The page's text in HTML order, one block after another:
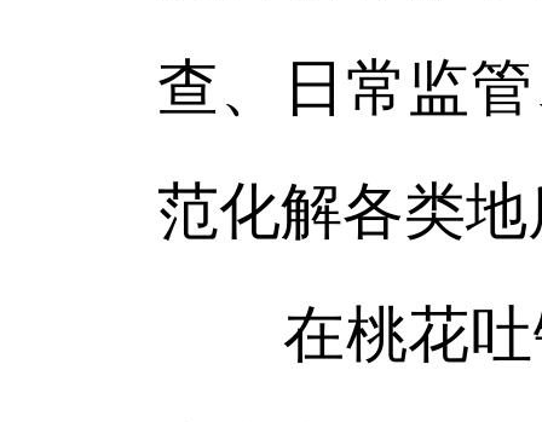
查、日常监
范化解各类
在桃花吐